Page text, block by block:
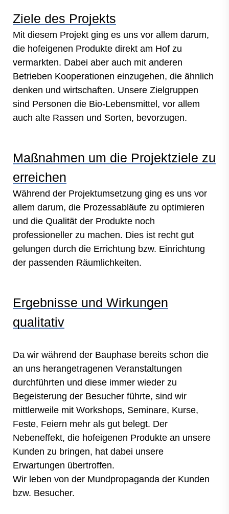
Ziele des Projekts
Mit diesem Projekt ging es uns vor allem darum,
die hofeigenen Produkte direkt am Hof zu
vermarkten. Dabei aber auch mit anderen
Betrieben Kooperationen einzugehen, die ähnlich
denken und wirtschaften. Unsere Zielgruppen
sind Personen die Bio-Lebensmittel, vor allem
auch alte Rassen und Sorten, bevorzugen.
Maßnahmen um die Projektziele zu
erreichen
Während der Projektumsetzung ging es uns vor
allem darum, die Prozessabläufe zu optimieren
und die Qualität der Produkte noch
professioneller zu machen. Dies ist recht gut
gelungen durch die Errichtung bzw. Einrichtung
der passenden Räumlichkeiten.
Ergebnisse und Wirkungen
qualitativ
Da wir während der Bauphase bereits schon die
an uns herangetragenen Veranstaltungen
durchführten und diese immer wieder zu
Begeisterung der Besucher führte, sind wir
mittlerweile mit Workshops, Seminare, Kurse,
Feste, Feiern mehr als gut belegt. Der
Nebeneffekt, die hofeigenen Produkte an unsere
Kunden zu bringen, hat dabei unsere
Erwartungen übertroffen.
Wir leben von der Mundpropaganda der Kunden
bzw. Besucher.